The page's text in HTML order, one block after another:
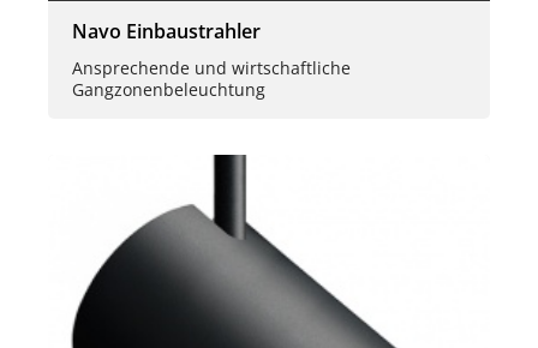
Navo Einbaustrahler
Ansprechende und wirtschaftliche
Gangzonenbeleuchtung